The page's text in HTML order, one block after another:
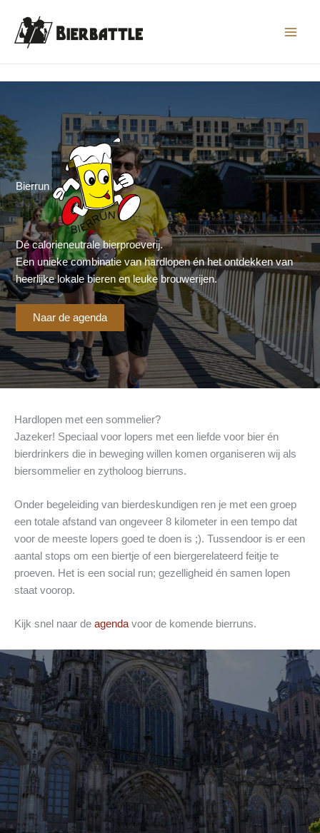
naar
Bierrun
Dé calorieneutrale bierproeverij.
Een unieke combinatie van hardlopen én het ontdekken van
heerlijke lokale bieren en leuke brouwerijen.
Naar de agenda
Hardlopen met een sommelier?
Jazeker! Speciaal voor lopers met een liefde voor bier én
bierdrinkers die in beweging willen komen organiseren wij als
biersommelier en zytholoog bierruns.
Onder begeleiding van bierdeskundigen ren je met een groep
een totale afstand van ongeveer 8 kilometer in een tempo dat
voor de meeste lopers goed te doen is ;). Tussendoor is er een
aantal stops om een biertje of een biergerelateerd feitje te
proeven. Het is een social run; gezelligheid én samen lopen
staat voorop.
Kijk snel naar de agenda voor de komende bierruns.